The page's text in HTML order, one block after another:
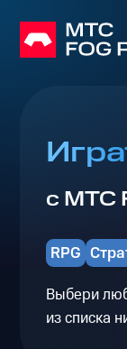
с МТС
RPG
Выбери
из списка